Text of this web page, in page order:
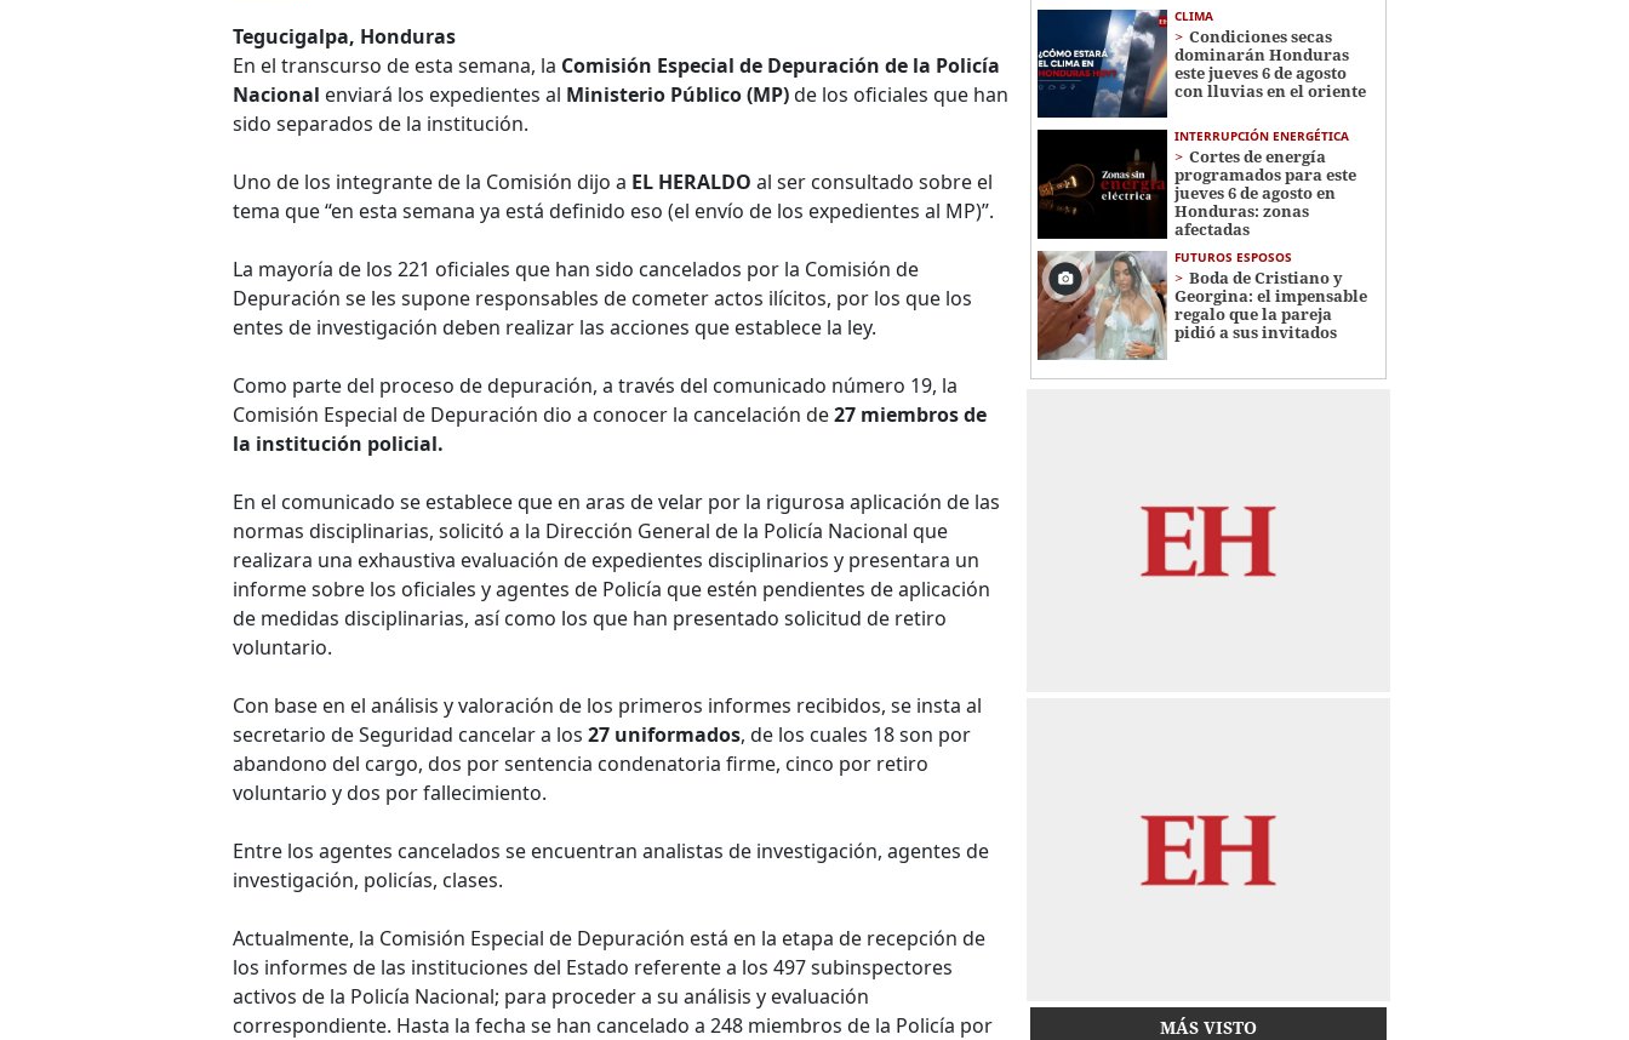
Tegucigalpa, Honduras
En el transcurso de esta semana, la Comisión Especial de Depuración de la Policía
Nacional enviará los expedientes al Ministerio Público (MP)de los oficiales que han
sido separados de la institución.
Uno de los integrante de la Comisión dijo a EL HERALDO al ser consultado sobre el
tema que “en esta semana ya está definido eso (el envío de los expedientes al MP)”.
La mayoría de los 221 oficiales que han sido cancelados por la Comisión de
Depuración se les supone responsables de cometer actos ilícitos, por los que los
entes de investigación deben realizar las acciones que establece la ley.
Como parte del proceso de depuración, a través del comunicado número 19, la
Comisión Especial de Depuración dio a conocer la cancelación de27 miembros de
la institución policial.
En el comunicado se establece que en aras de velar por la rigurosa aplicación de las
normas disciplinarias, solicitó a la Dirección General de la Policía Nacional que
realizara una exhaustiva evaluación de expedientes disciplinarios y presentara un
informe sobre los oficiales y agentes de Policía que estén pendientes de aplicación
de medidas disciplinarias, así como los que han presentado solicitud de retiro
voluntario.
Con base en el análisis y valoración de los primeros informes recibidos, se insta al
secretario de Seguridad cancelar a los 27 uniformados, de los cuales 18 son por
abandono del cargo, dos por sentencia condenatoria firme, cinco por retiro
voluntario y dos por fallecimiento.
Entre los agentes cancelados se encuentran analistas de investigación, agentes de
investigación, policías, clases.
Actualmente, la Comisión Especial de Depuración está en la etapa de recepción de
los informes de las instituciones del Estado referente a los 497 subinspectores
activos de la Policía Nacional; para proceder a su análisis y evaluación
correspondiente. Hasta la fecha se han cancelado a 248 miembros de la Policía por
CLIMA
Condiciones secas
dominarán Honduras
este jueves 6 de agosto
con lluvias en el oriente
INTERRUPCIÓN ENERGÉTICA
Cortes de energía
programados para este
jueves 6 de agosto en
Honduras: zonas
afectadas
FUTUROS ESPOSOS
Boda de Cristiano y
Georgina: el impensable
regalo que la pareja
pidió a sus invitados
MÁS VISTO